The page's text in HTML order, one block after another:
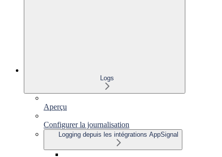
Logs
Aperçu
Configurer la journalisation
Logging depuis les intégrations AppSignal